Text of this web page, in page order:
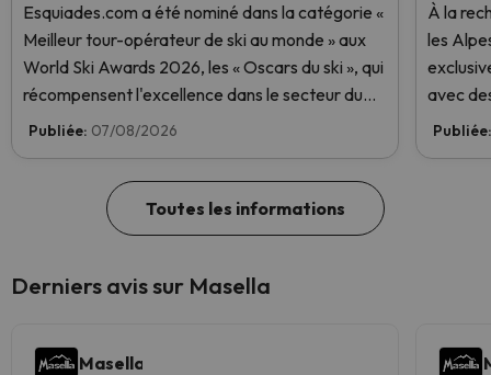
Esquiades.com a été nominé dans la catégorie «
Meilleur tour-opérateur de ski au monde » aux
World Ski Awards 2026, les « Oscars du ski », qui
récompensent l'excellence dans le secteur du
ski. Votez dès maintenant et aidez-nous à
Publiée: 07/08/2026
À la
les
avec
Toutes les informations
Derniers avis sur Masella
Masella